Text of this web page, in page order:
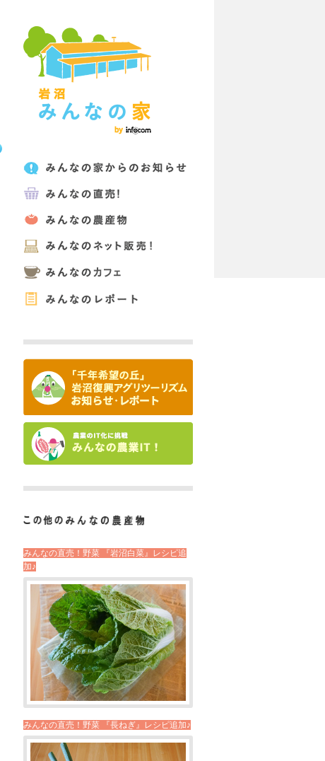
みんなの直売！野菜 『岩沼白菜』レシピ追
加♪
みんなの直売！野菜 『長ねぎ』レシピ追加♪